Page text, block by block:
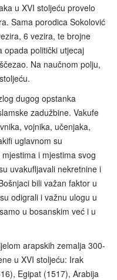
u XVI stoljeću provelo
Sama porodica Sokolović
6 vezira, te brojne
opada politički utjecaj
Na naučnom polju,
dugog opstanka
zadužbine. Vakufe
vojnika, učenjaka,
uglavnom su
i mjestima svog
uvakufljavali nekretnine i
bili važan faktor u
odigrali i važnu ulogu u
u bosanskim već i u
arapskih zemalja 300-
u XVI stoljeću: Irak
Egipat (1517), Arabija